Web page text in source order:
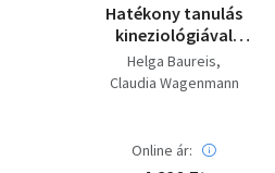
Hatékony tanulás
kineziológiával
(Hogyan fejlesszük
gyermekünk
Helga Baureis
Claudia Wagenmann
Online ár: